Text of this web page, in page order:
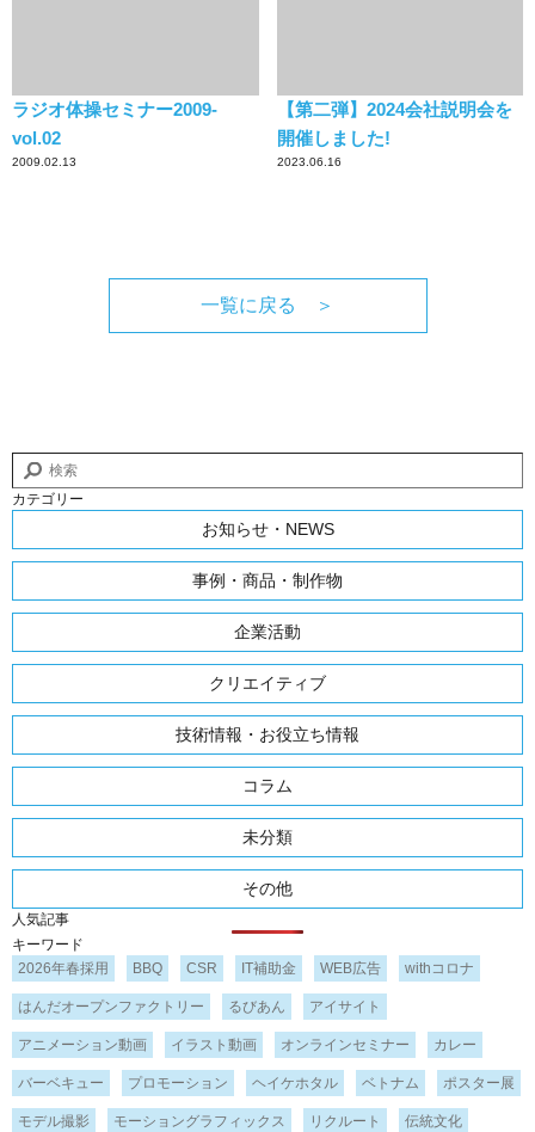
ラジオ体操セミナー2009-
vol.02
2009.02.13
【第二弾】2024会社説明会を
開催しました!
2023.06.16
一覧に戻る ＞
カテゴリー
お知らせ・NEWS
事例・商品・制作物
企業活動
クリエイティブ
技術情報・お役立ち情報
コラム
未分類
その他
人気記事
キーワード
2026年春採用
BBQ CSR IT補助金 WEB広告 withコロナ
はんだオープンファクトリー るびあん アイサイト
アニメーション動画 イラスト動画 オンラインセミナー カレー
バーベキュー プロモーション ヘイケホタル ベトナム ポスター展
モデル撮影 モーショングラフィックス リクルート 伝統文化